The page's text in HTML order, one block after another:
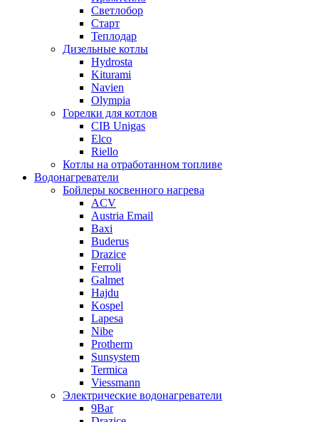
Светлобор
Старт
Теплодар
Дизельные котлы
Hydrosta
Kiturami
Navien
Olympia
Горелки для котлов
CIB Unigas
Elco
Riello
Котлы на отработанном топливе
Водонагреватели
Бойлеры косвенного нагрева
ACV
Austria Email
Baxi
Buderus
Drazice
Ferroli
Galmet
Hajdu
Kospel
Lapesa
Nibe
Protherm
Sunsystem
Termica
Viessmann
Электрические водонагреватели
9Bar